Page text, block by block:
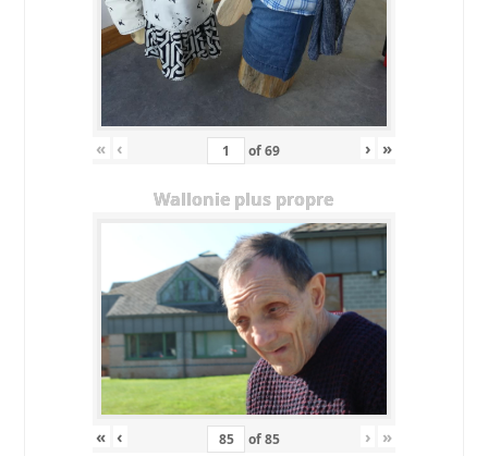
« ‹ of69 › »
Wallonie plus propre
« ‹ of85 › »